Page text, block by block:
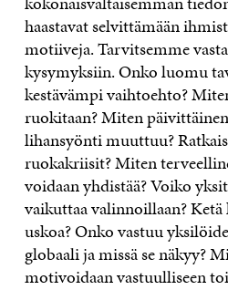
haastavat selvittämään
motiiveja. Tarvitsemme
kysymyksiin. Onko luomu
kestävämpi vaihtoehto?
ruokitaan? Miten
lihansyönti muuttuu?
ruokakriisit? Miten
voidaan yhdistää? Voiko
vaikuttaa valinnoillaan?
uskoa? Onko vastuu
globaali ja missä se näkyy?
motivoidaan vastuulliseen